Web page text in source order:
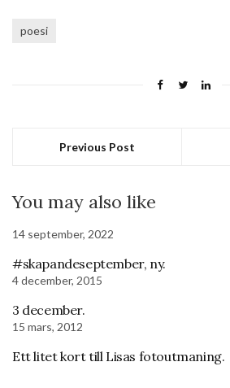
poesi
Previous Post
You may also like
14 september, 2022
#skapandeseptember, ny.
4 december, 2015
3 december.
15 mars, 2012
Ett litet kort till Lisas fotoutmaning.